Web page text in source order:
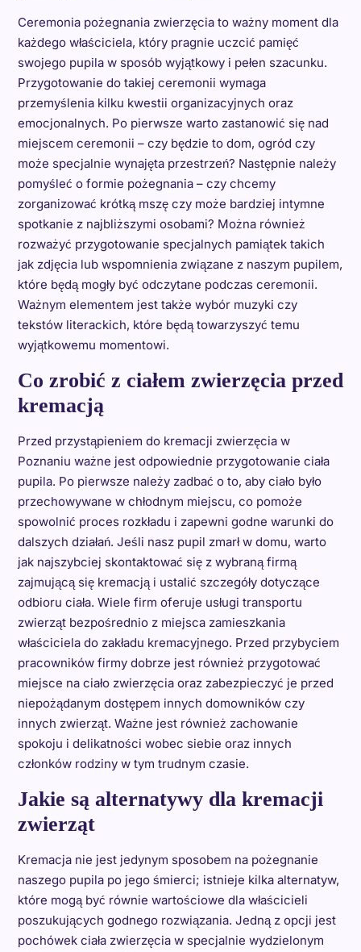
Ceremonia pożegnania zwierzęcia to ważny moment dla
każdego właściciela, który pragnie uczcić pamięć
swojego pupila w sposób wyjątkowy i pełen szacunku.
Przygotowanie do takiej ceremonii wymaga
przemyślenia kilku kwestii organizacyjnych oraz
emocjonalnych. Po pierwsze warto zastanowić się nad
miejscem ceremonii – czy będzie to dom, ogród czy
może specjalnie wynajęta przestrzeń? Następnie należy
pomyśleć o formie pożegnania – czy chcemy
zorganizować krótką mszę czy może bardziej intymne
spotkanie z najbliższymi osobami? Można również
rozważyć przygotowanie specjalnych pamiątek takich
jak zdjęcia lub wspomnienia związane z naszym pupilem,
które będą mogły być odczytane podczas ceremonii.
Ważnym elementem jest także wybór muzyki czy
tekstów literackich, które będą towarzyszyć temu
wyjątkowemu momentowi.
Co zrobić z ciałem zwierzęcia przed
kremacją
Przed przystąpieniem do kremacji zwierzęcia w
Poznaniu ważne jest odpowiednie przygotowanie ciała
pupila. Po pierwsze należy zadbać o to, aby ciało było
przechowywane w chłodnym miejscu, co pomoże
spowolnić proces rozkładu i zapewni godne warunki do
dalszych działań. Jeśli nasz pupil zmarł w domu, warto
jak najszybciej skontaktować się z wybraną firmą
zajmującą się kremacją i ustalić szczegóły dotyczące
odbioru ciała. Wiele firm oferuje usługi transportu
zwierząt bezpośrednio z miejsca zamieszkania
właściciela do zakładu kremacyjnego. Przed przybyciem
pracowników firmy dobrze jest również przygotować
miejsce na ciało zwierzęcia oraz zabezpieczyć je przed
niepożądanym dostępem innych domowników czy
innych zwierząt. Ważne jest również zachowanie
spokoju i delikatności wobec siebie oraz innych
członków rodziny w tym trudnym czasie.
Jakie są alternatywy dla kremacji
zwierząt
Kremacja nie jest jedynym sposobem na pożegnanie
naszego pupila po jego śmierci; istnieje kilka alternatyw,
które mogą być równie wartościowe dla właścicieli
poszukujących godnego rozwiązania. Jedną z opcji jest
pochówek ciała zwierzęcia w specjalnie wydzielonym